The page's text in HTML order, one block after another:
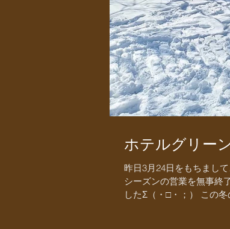
ホテルグリー
昨日3月24日をもちまし
シーズンの営業を無事終
したΣ（・□・；） この